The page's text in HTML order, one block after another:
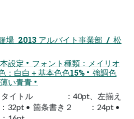
場 2013 アルバイト事業部 / 松
設定 • フォント種類：メイリオ
：⽩白＋基本⾊色15% • 強調⾊
青 •
• タイトル ：40pt、左揃え
32pt • 箇条書き２ ：24pt •